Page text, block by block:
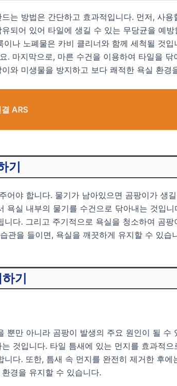
는 방법은 간단하고 효과적입니다. 먼저, 사
되어 있어 타일에 생길 수 있는 무당균을 예
나 노폐물은 카비 클리너와 함께 세척될 것
. 마지막으로, 마른 수건을 이용하여 타일을
와 미생물을 방지하고 보다 쾌적한 욕실 환경
ARS
기
어야 합니다. 물기가 남아있으면 곰팡이가 생
욕실 내부의 물기를 수건으로 닦아내는 것입
다. 그리고 주기적으로 욕실을 청소하여 곰
관을 들이면, 욕실을 깨끗하게 유지할 수 있습
기
뿐만 아니라 곰팡이 발생의 주요 원인이 될
것입니다. 타일 틈새에 있는 먼지를 효과적
다. 또한, 틈새 속 먼지를 완전히 제거한 후
경을 유지할 수 있습니다.